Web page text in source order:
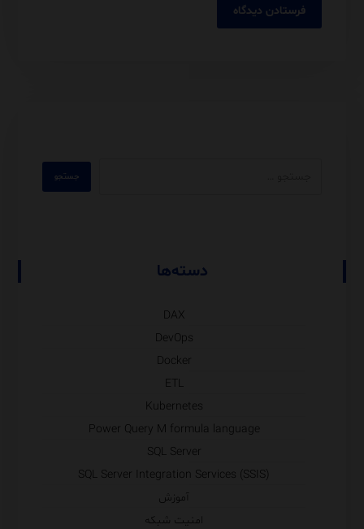
دسته‌ها
DAX
DevOps
Docker
ETL
Kubernetes
Power Query M formula language
SQL Server
SQL Server Integration Services (SSIS)
آموزش
امنیت شبکه